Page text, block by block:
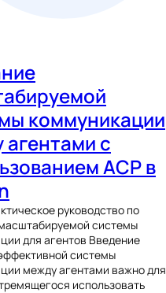
коммуникации
с
ACP в
руководство по
системы
для агентов Введение
системы
между агентами важно для
использовать